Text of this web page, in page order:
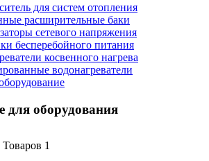
для систем отопления
расширительные баки
сетевого напряжения
бесперебойного питания
косвенного нагрева
водонагреватели
оборудования
Товаров 1